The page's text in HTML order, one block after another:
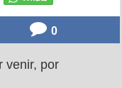
0
venir, por